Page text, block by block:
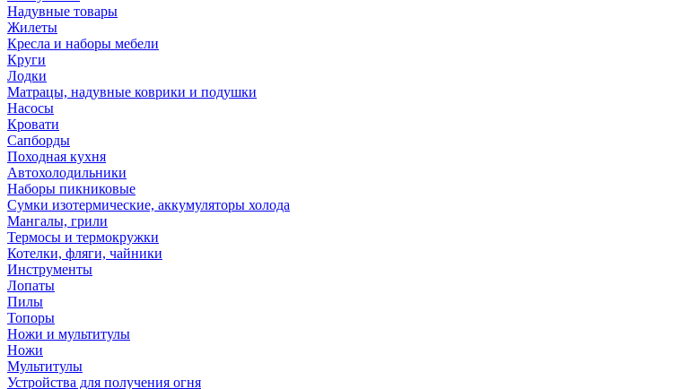
Надувные товары
Жилеты
Кресла и наборы мебели
Круги
Лодки
Матрацы, надувные коврики и подушки
Насосы
Кровати
Сапборды
Походная кухня
Автохолодильники
Наборы пикниковые
Сумки изотермические, аккумуляторы холода
Мангалы, грили
Термосы и термокружки
Котелки, фляги, чайники
Инструменты
Лопаты
Пилы
Топоры
Ножи и мультитулы
Ножи
Мультитулы
Устройства для получения огня